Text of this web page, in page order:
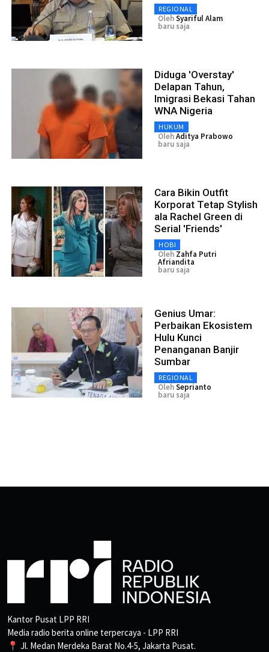
REGIONAL
OlehSyariful Alam
baru saja
Diduga 'Overstay'
Delapan Tahun,
Imigrasi Bekasi Tahan
WNA Nigeria
HUKUM
OlehAditya Prabowo
baru saja
Cara Bikin Outfit
Korporat Tetap Stylish
ala Rachel Green di
Serial 'Friends'
HOBI
Oleh Zahfa Putri
Afriandita
baru saja
Genius Umar:
Perbaikan Ekosistem
Hulu Kunci
Penanganan Banjir
Sumbar
REGIONAL
OlehSeprianto
baru saja
Kantor Pusat LPP RRI
Media radio berita online terpercaya - LPP RRI
📍 Jl. Medan Merdeka Barat No.4-5, Jakarta Pusat.